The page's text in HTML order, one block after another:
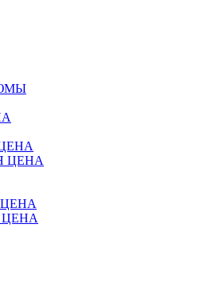
ЦЕНА
ЦЕНА